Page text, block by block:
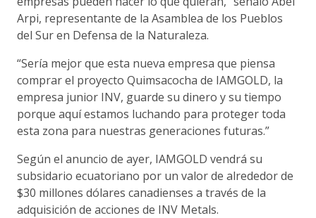
Arpi, representante de la Asamblea de los Pueblos
del Sur en Defensa de la Naturaleza.
“Sería mejor que esta nueva empresa que piensa
comprar el proyecto Quimsacocha de IAMGOLD, la
empresa junior INV, guarde su dinero y su tiempo
porque aquí estamos luchando para proteger toda
esta zona para nuestras generaciones futuras.”
Según el anuncio de ayer, IAMGOLD vendrá su
subsidario ecuatoriano por un valor de alrededor de
$30 millones dólares canadienses a través de la
adquisición de acciones de INV Metals.